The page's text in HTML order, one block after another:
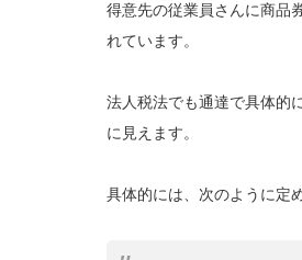
得意先の従業員さんに商品
れています。
法人税法でも通達で具体的
に見えます。
具体的には、次のように定